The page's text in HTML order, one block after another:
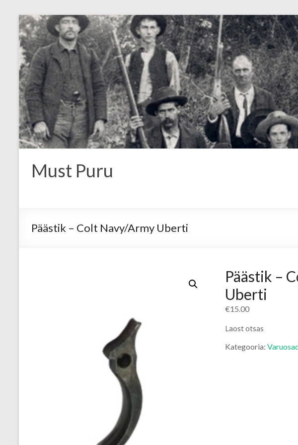
Must Puru
Päästik – Colt Navy/Army Uberti
Päästik –
Uberti
€15.00
Laost otsas
Kategooria: